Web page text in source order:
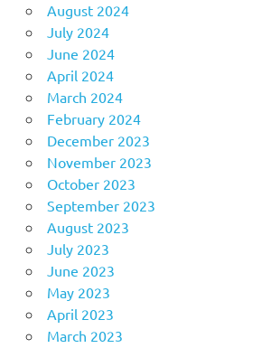
August 2024
July 2024
June 2024
April 2024
March 2024
February 2024
December 2023
November 2023
October 2023
September 2023
August 2023
July 2023
June 2023
May 2023
April 2023
March 2023